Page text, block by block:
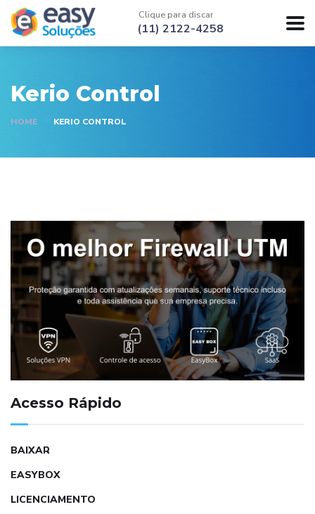
Clique para discar
(11) 2122-4258
Kerio Control
HOME KERIO CONTROL
Acesso Rápido
BAIXAR
EASYBOX
LICENCIAMENTO